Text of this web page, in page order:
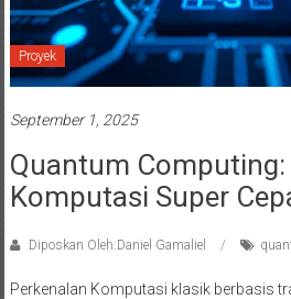
Proyek
September 1, 2025
Quantum Computing:
Komputasi Super
Diposkan Oleh:Daniel Gamaliel
Perkenalan Komputasi klasik berbasis